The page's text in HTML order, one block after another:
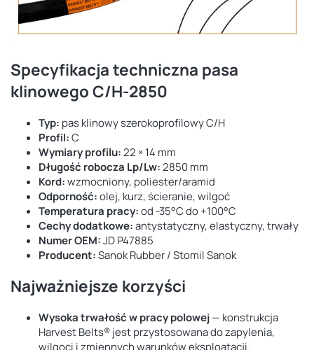
Specyfikacja techniczna pasa
klinowego C/H-2850
Typ: pas klinowy szerokoprofilowy C/H
Profil:C
Wymiary profilu:22 × 14 mm
Długość robocza Lp/Lw:2850 mm
Kord:wzmocniony, poliester/aramid
Odporność:olej, kurz, ścieranie, wilgoć
Temperatura pracy:od -35°C do +100°C
Cechy dodatkowe:antystatyczny, elastyczny, trwały
Numer OEM:JD P47885
Producent:Sanok Rubber / Stomil Sanok
Najważniejsze korzyści
Wysoka trwałość w pracy polowej— konstrukcja
Harvest Belts® jest przystosowana do zapylenia,
wilgoci i zmiennych warunków eksploatacji.